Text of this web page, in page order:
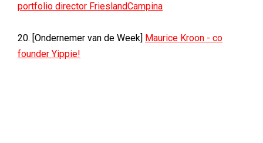
portfolio director FrieslandCampina
20. [Ondernemer van de Week] Maurice Kroon - co
founder Yippie!